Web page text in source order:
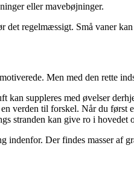
eller mavebøjninger.
regelmæssigt. Små vaner
Men med den rette
kan suppleres med øvelser
verden til forskel. Når du først
stranden kan give ro i hovedet
Der findes masser af